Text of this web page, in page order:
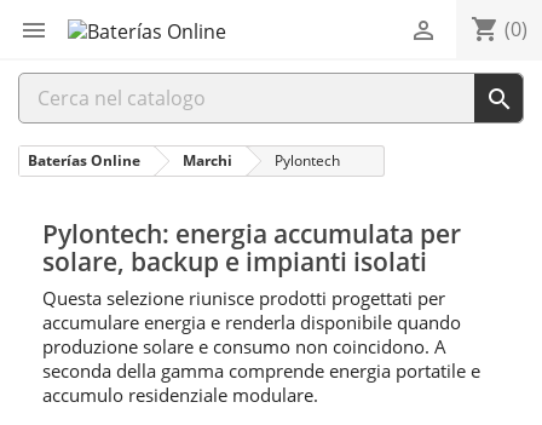
 shopping_cart (0)


Baterías Online Marchi Pylontech
Pylontech: energia accumulata per
solare, backup e impianti isolati
Questa selezione riunisce prodotti progettati per
accumulare energia e renderla disponibile quando
produzione solare e consumo non coincidono. A
seconda della gamma comprende energia portatile e
accumulo residenziale modulare.